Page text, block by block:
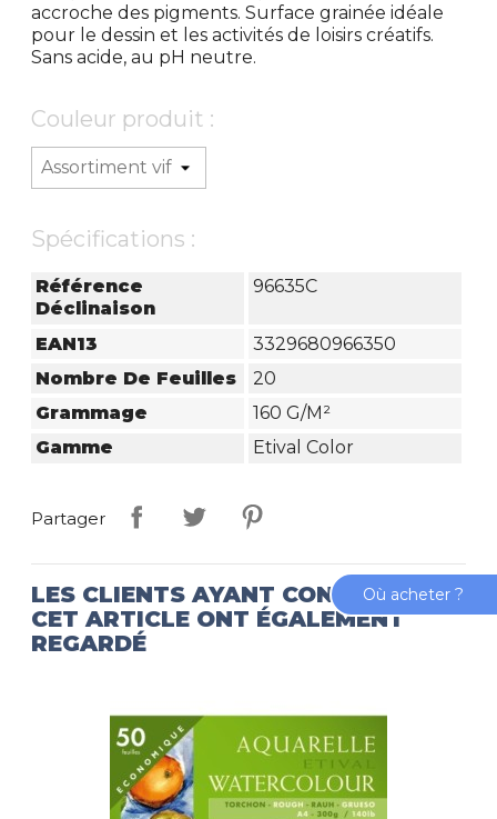
accroche des pigments. Surface grainée idéale
pour le dessin et les activités de loisirs créatifs.
Sans acide, au pH neutre.
Couleur produit :
Spécifications :
Référence
Déclinaison
96635C
EAN13
3329680966350
Nombre De Feuilles
20
Grammage
160 G/m²
Gamme
Etival Color
Partager
LES CLIENTS AYANT CONSULTÉ
CET ARTICLE ONT ÉGALEMENT
REGARDÉ
Où acheter ?